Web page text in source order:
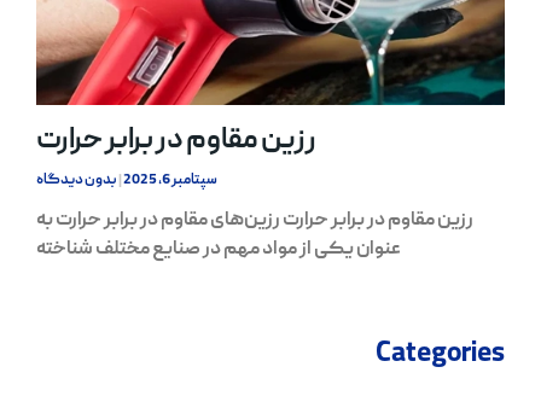
رزین مقاوم در برابر حرارت
سپتامبر 6, 2025 بدون دیدگاه
رزین مقاوم در برابر حرارت رزین‌های مقاوم در برابر حرارت به
عنوان یکی از مواد مهم در صنایع مختلف شناخته
Categories